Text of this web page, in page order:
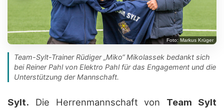
Foto: Markus Krüger
Team-Sylt-Trainer Rüdiger „Miko“ Mikolassek bedankt sich
bei Reiner Pahl von Elektro Pahl für das Engagement und die
Unterstützung der Mannschaft.
Sylt. Die Herrenmannschaft von Team Sylt